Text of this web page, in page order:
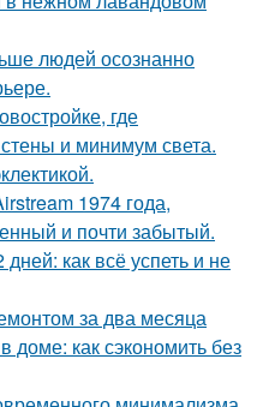
людей осознанно
где
и минимум света.
1974 года,
и почти забытый.
как всё успеть и не
за два месяца
как сэкономить без